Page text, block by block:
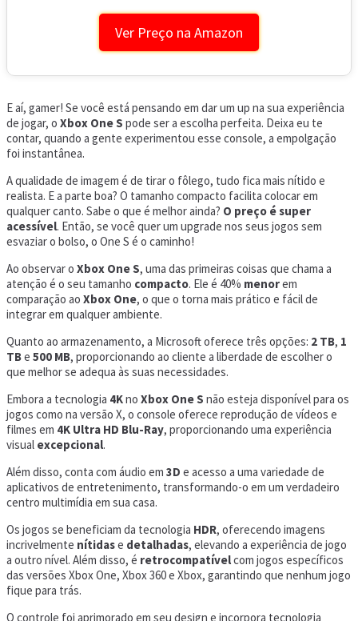
Ver Preço na Amazon
E aí, gamer! Se você está pensando em dar um up na sua experiência
de jogar, o Xbox One S pode ser a escolha perfeita. Deixa eu te
contar, quando a gente experimentou esse console, a empolgação
foi instantânea.
A qualidade de imagem é de tirar o fôlego, tudo fica mais nítido e
realista. E a parte boa? O tamanho compacto facilita colocar em
qualquer canto. Sabe o que é melhor ainda? O preço é super
acessível. Então, se você quer um upgrade nos seus jogos sem
esvaziar o bolso, o One S é o caminho!
Ao observar o Xbox One S, uma das primeiras coisas que chama a
atenção é o seu tamanho compacto. Ele é 40% menorem
comparação ao Xbox One, o que o torna mais prático e fácil de
integrar em qualquer ambiente.
Quanto ao armazenamento, a Microsoft oferece três opções: 2 TB, 1
TBe 500 MB, proporcionando ao cliente a liberdade de escolher o
que melhor se adequa às suas necessidades.
Embora a tecnologia 4Kno Xbox One S não esteja disponível para os
jogos como na versão X, o console oferece reprodução de vídeos e
filmes em 4K Ultra HD Blu-Ray, proporcionando uma experiência
visual excepcional.
Além disso, conta com áudio em 3D e acesso a uma variedade de
aplicativos de entretenimento, transformando-o em um verdadeiro
centro multimídia em sua casa.
Os jogos se beneficiam da tecnologia HDR, oferecendo imagens
incrivelmente nítidase detalhadas, elevando a experiência de jogo
a outro nível. Além disso, é retrocompatívelcom jogos específicos
das versões Xbox One, Xbox 360 e Xbox, garantindo que nenhum jogo
fique para trás.
O controle foi aprimorado em seu design e incorpora tecnologia